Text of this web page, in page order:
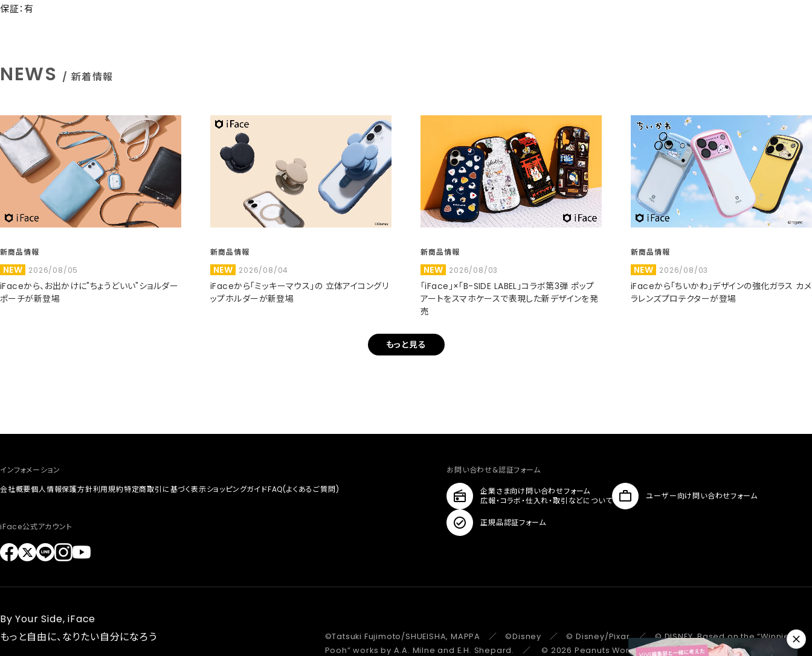
保証：有
NEWS / 新着情報
新商品情報
NEW 2026/08/05
iFaceから、お出かけに"ちょうどいい"ショルダー
ポーチが新登場
新商品情報
NEW 2026/08/04
iFaceから「ミッキーマウス」の 立体アイコングリ
ップホルダーが新登場
新商品情報
NEW 2026/08/03
「iFace」×「B-SIDE LABEL」コラボ第3弾 ポップ
アートをスマホケースで表現した新デザインを発
売
新商品情報
NEW 2026/08/03
iFaceから「ちいかわ」デザインの強化ガラス カメ
ラレンズプロテクターが登場
もっと見る
インフォメーション
会社概要個人情報保護方針利用規約特定商取引に基づく表示ショッピングガイドFAQ(よくあるご質問)
iFace公式アカウント
お問い合わせ&認証フォーム
企業さま向け問い合わせフォーム
広報・コラボ・仕入れ・取引などについて
ユーザー向け問い合わせフォーム
正規品認証フォーム
©Tatsuki Fujimoto/SHUEISHA, MAPPA ／ ©Disney ／ © Disney/Pixar ／ © DISNEY. Based on the “Winnie the
Pooh” works by A.A. Milne and E.H. Shepard. ／ © 2026 Peanuts Worldwide LLC ／ ©Pokémon.
By Your Side, iFace
もっと自由に、なりたい自分になろう